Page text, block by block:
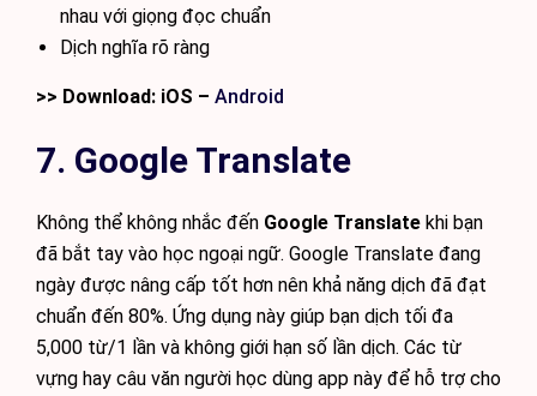
nhau với giọng đọc chuẩn
Dịch nghĩa rõ ràng
>> Download: iOS – Android
7. Google Translate
Không thể không nhắc đến Google Translate khi bạn
đã bắt tay vào học ngoại ngữ. Google Translate đang
ngày được nâng cấp tốt hơn nên khả năng dịch đã đạt
chuẩn đến 80%. Ứng dụng này giúp bạn dịch tối đa
5,000 từ/1 lần và không giới hạn số lần dịch. Các từ
vựng hay câu văn người học dùng app này để hỗ trợ cho